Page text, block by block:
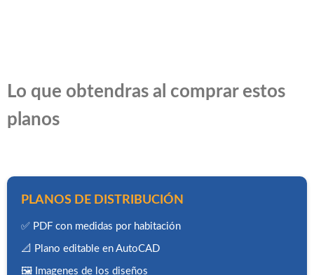
Lo que obtendras al comprar estos
planos
PLANOS DE DISTRIBUCIÓN
✅ PDF con medidas por habitación
📐 Plano editable en AutoCAD
🖼️ Imagenes de los diseños